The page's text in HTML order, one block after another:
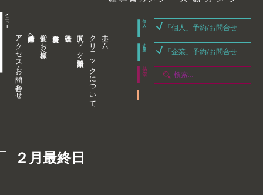
アクセス・お問い合わせ 企業内担当者様へ 個人のお客様へ 人間ドック・健康診断 クリニックについて ホーム
「個人」予約/お問合せ
「企業」予約/お問合せ
２月最終日